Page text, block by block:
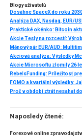
Blogy uživatelů
Dosáhne SpaceX do roku
Akcie Tesly na rozcestí:
Měnový pár EUR/AUD:
RebelsFunding: Príležitosť
FOMO a kvartální výsledky:
Proč v období ztrát nesahat
Naposledy čtené:
Forexové online